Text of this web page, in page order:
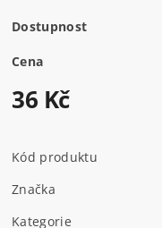
Dostupnost
Cena
36 Kč
Kód produktu
Značka
Kategorie